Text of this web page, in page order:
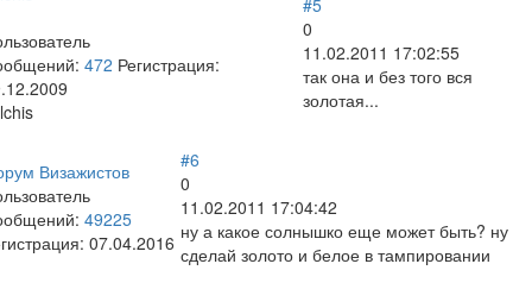
472 Регистрация:
#5
0
11.02.2011 17:02:55
так она и без того вся
золотая...
Визажистов
49225
07.04.2016
#6
0
11.02.2011 17:04:42
ну а какое солнышко еще может быть? ну
сделай золото и белое в тампировании